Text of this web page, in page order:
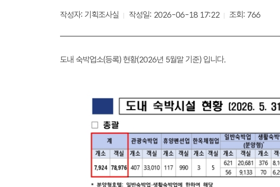
작성자: 기획조사실 작성일: 2026-06-18 17:22 조회: 766
도내 숙박업소(등록) 현황(2026년 5월말 기준) 입니다.